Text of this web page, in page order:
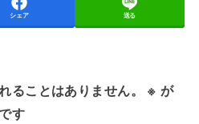
シェア 送る
ることはありません。 ※ が
す